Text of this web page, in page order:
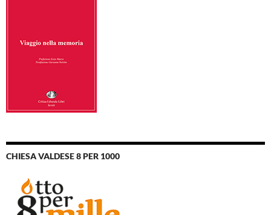
CHIESA VALDESE 8 PER 1000